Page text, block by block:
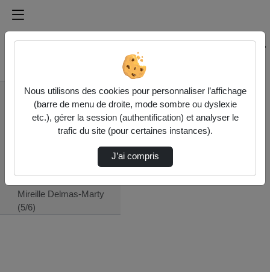
Médiathèque de l'université Paris
Rechercher un média sur Médiathèque de l'université
Accueil
ISJPS - Institut des
sciences juridique et
philosophique de la
Mireille Delmas-Marty
(5/6)
Nous utilisons des cookies pour personnaliser l’affichage
(barre de menu de droite, mode sombre ou dyslexie
etc.), gérer la session (authentification) et analyser le
trafic du site (pour certaines instances).
J’ai compris